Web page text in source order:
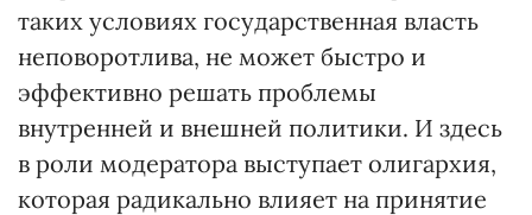
таких условиях государственная власть
неповоротлива, не может быстро и
эффективно решать проблемы
внутренней и внешней политики. И здесь
в роли модератора выступает олигархия,
которая радикально влияет на принятие